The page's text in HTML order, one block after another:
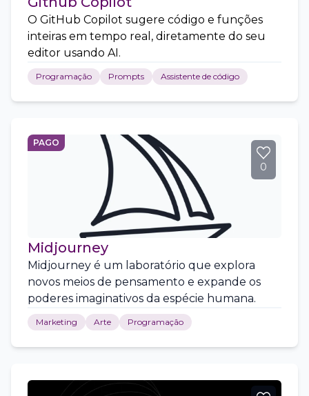
O GitHub Copilot sugere código e funções
inteiras em tempo real, diretamente do seu
editor usando AI.
Programação Prompts Assistente de código
PAGO
0
Midjourney
Midjourney é um laboratório que explora
novos meios de pensamento e expande os
poderes imaginativos da espécie humana.
Marketing Arte Programação